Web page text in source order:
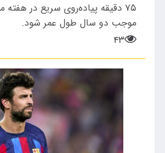
۷۵ دقیقه پیاده‌روی سریع در هفته
موجب دو سال طول عمر شود.
۴۳